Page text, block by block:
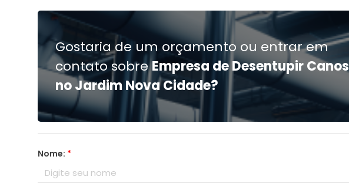
Gostaria de um orçamento ou entrar em
contato sobreEmpresa de Desentupir Canos
no Jardim Nova Cidade?
Nome: *